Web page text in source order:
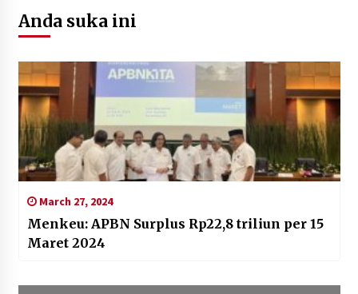
Anda suka ini
March 27, 2024
Menkeu: APBN Surplus Rp22,8 triliun per 15
Maret 2024